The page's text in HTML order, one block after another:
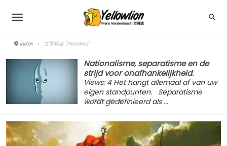
index › 文章标签 "Flanders"
Nationalisme, separatisme en de
strijd voor onafhankelijkheid.
Views: 4 Het hangt allemaal af van uw
eigen standpunten. Separatisme
wordt gedefinieerd als ...
2023-03-06